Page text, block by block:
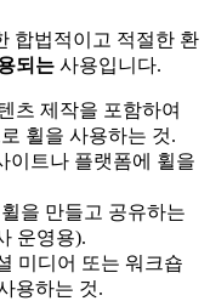
합법적이고 적절한 환
되는 사용입니다.
츠 제작을 포함하여
휠을 사용하는 것.
이트나 플랫폼에 휠을
을 만들고 공유하는
운영용).
미디어 또는 워크숍
용하는 것.